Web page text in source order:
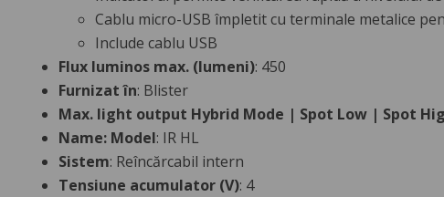
Cablu micro-USB împletit cu terminale metalice
Include cablu USB
Flux luminos max. (lumeni): 450
Furnizat în: Blister
Max. light output Hybrid Mode | Spot Low | Spot
Name: Model: IR HL
Sistem: Reîncărcabil intern
Tensiune acumulator (V): 4